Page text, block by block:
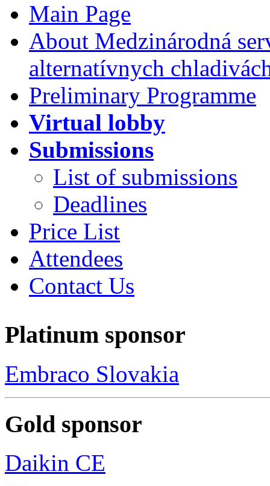
Main Page
About Medzinárodná
alternatívnych
Preliminary Programme
Virtual lobby
Submissions
List of submissions
Deadlines
Price List
Attendees
Contact Us
Platinum sponsor
Embraco Slovakia
Gold sponsor
Daikin CE